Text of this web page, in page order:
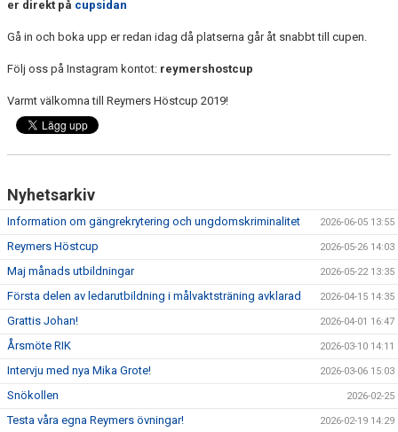
GÄNGREKRYTERING
er direkt på cupsidan
Gå in och boka upp er redan idag då platserna går åt snabbt till cupen.
Följ oss på Instagram kontot: reymershostcup
Varmt välkomna till Reymers Höstcup 2019!
Nyhetsarkiv
Information om gängrekrytering och ungdomskriminalitet 2026-06-05 13:55
Reymers Höstcup 2026-05-26 14:03
Maj månads utbildningar 2026-05-22 13:35
Första delen av ledarutbildning i målvaktsträning avklarad 2026-04-15 14:35
Grattis Johan! 2026-04-01 16:47
Årsmöte RIK 2026-03-10 14:11
Intervju med nya Mika Grote! 2026-03-06 15:03
Snökollen 2026-02-25
Testa våra egna Reymers övningar! 2026-02-19 14:29